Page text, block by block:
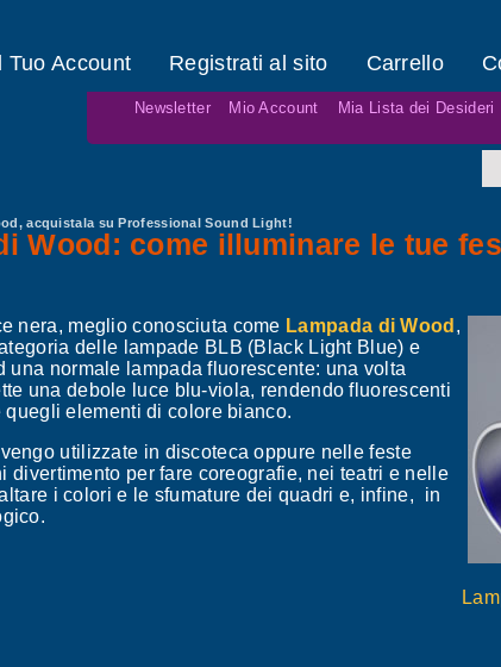
Tuo Account Registrati al sito Carrello
Newsletter Mio Account Mia Lista dei Desideri
acquistala su Professional Sound Light!
Wood: come illuminare le tue
nera, meglio conosciuta come Lampada di Wood ,
delle lampade BLB (Black Light Blue) e
una normale lampada fluorescente: una volta
una debole luce blu-viola, rendendo fluorescenti
elementi di colore bianco.
utilizzate in discoteca oppure nelle feste
divertimento per fare coreografie, nei teatri e nelle
i colori e le sfumature dei quadri e, infine, in